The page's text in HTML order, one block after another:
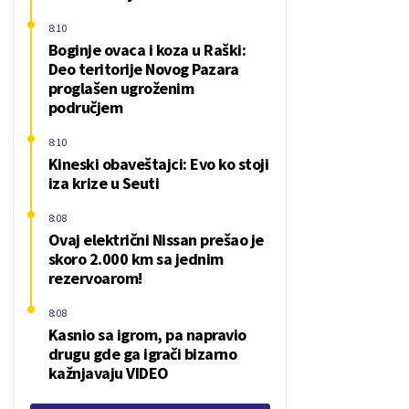
Boginje ovaca i koza u Raški:
Deo teritorije Novog Pazara
proglašen ugroženim
područjem
8:10
Kineski obaveštajci: Evo ko stoji
iza krize u Seuti
8:10
Ovaj električni Nissan prešao je
skoro 2.000 km sa jednim
rezervoarom!
8:08
Kasnio sa igrom, pa napravio
drugu gde ga igrači bizarno
kažnjavaju VIDEO
8:08